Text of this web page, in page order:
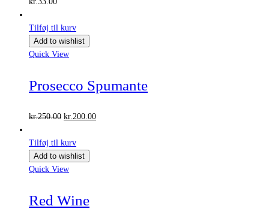
Tilføj til kurv
Add to wishlist
Quick View
Prosecco Spumante
kr.250.00 Den
pris
var:
kr.250.00.
kr. 200.00Den
Tilføj til kurv
Add to wishlist
Quick View
Red Wine